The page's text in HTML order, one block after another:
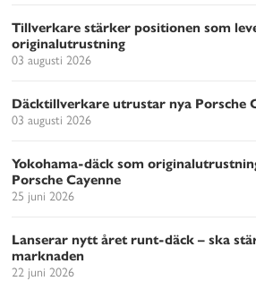
Tillverkare stärker positionen som
originalutrustning
03 augusti 2026
Däcktillverkare utrustar nya Porsche
03 augusti 2026
Yokohama-däck som
Porsche Cayenne
25 juni 2026
Lanserar nytt året runt-däck – ska
marknaden
22 juni 2026